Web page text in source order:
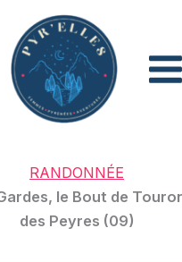
RANDONNÉE
le Bout de
des Peyres (09)